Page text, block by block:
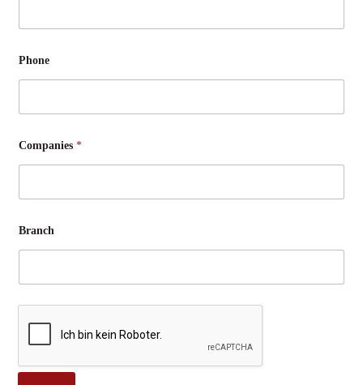
Phone
Companies*
Branch